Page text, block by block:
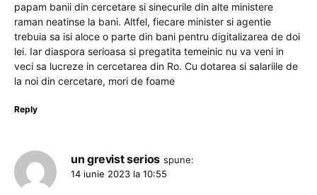
papam banii din cercetare si sinecurile din alte ministere
raman neatinse la bani. Altfel, fiecare minister si agentie
trebuia sa isi aloce o parte din bani pentru digitalizarea de doi
lei. Iar diaspora serioasa si pregatita temeinic nu va veni in
veci sa lucreze in cercetarea din Ro. Cu dotarea si salariile de
la noi din cercetare, mori de foame
Reply
un grevist serios spune:
14 iunie 2023 la 10:55